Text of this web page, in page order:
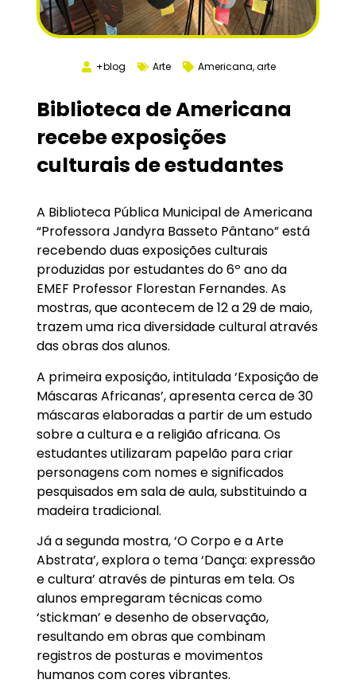
+blog Arte Americana,arte
Biblioteca de Americana
recebe exposições
culturais de estudantes
A Biblioteca Pública Municipal de Americana
“Professora Jandyra Basseto Pântano” está
recebendo duas exposições culturais
produzidas por estudantes do 6º ano da
EMEF Professor Florestan Fernandes. As
mostras, que acontecem de 12 a 29 de maio,
trazem uma rica diversidade cultural através
das obras dos alunos.
A primeira exposição, intitulada ‘Exposição de
Máscaras Africanas’, apresenta cerca de 30
máscaras elaboradas a partir de um estudo
sobre a cultura e a religião africana. Os
estudantes utilizaram papelão para criar
personagens com nomes e significados
pesquisados em sala de aula, substituindo a
madeira tradicional.
Já a segunda mostra, ‘O Corpo e a Arte
Abstrata’, explora o tema ‘Dança: expressão
e cultura’ através de pinturas em tela. Os
alunos empregaram técnicas como
‘stickman’ e desenho de observação,
resultando em obras que combinam
registros de posturas e movimentos
humanos com cores vibrantes.